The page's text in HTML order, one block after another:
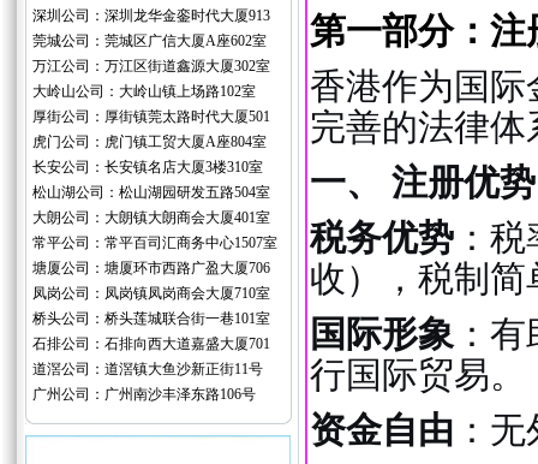
深圳公司：深圳龙华金銮时代大厦913
莞城公司：莞城区广信大厦A座602室
万江公司：万江区街道鑫源大厦302室
大岭山公司：大岭山镇上场路102室
厚街公司：厚街镇莞太路时代大厦501
虎门公司：虎门镇工贸大厦A座804室
长安公司：长安镇名店大厦3楼310室
松山湖公司：松山湖园研发五路504室
大朗公司：大朗镇大朗商会大厦401室
常平公司：常平百司汇商务中心1507室
塘厦公司：塘厦环市西路广盈大厦706
凤岗公司：凤岗镇凤岗商会大厦710室
桥头公司：桥头莲城联合街一巷101室
石排公司：石排向西大道嘉盛大厦701
道滘公司：道滘镇大鱼沙新正街11号
广州公司：广州南沙丰泽东路106号
第一部分：
香港作为国
完善的法律体
一、 注册优势
税务优势：税
收），税制
国际形象：有
行国际贸易。
资金自由 ：